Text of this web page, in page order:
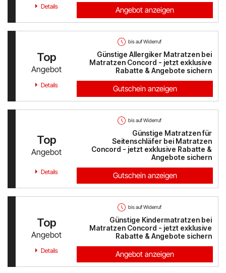
Details Angebot anzeigen
bis auf Widerruf
Top
Angebot
Günstige Allergiker Matratzen bei
Matratzen Concord - jetzt exklusive
Rabatte & Angebote sichern
Details Gutschein anzeigen
bis auf Widerruf
Top
Angebot
Günstige Matratzen für
Seitenschläfer bei Matratzen
Concord - jetzt exklusive Rabatte &
Angebote sichern
Details Gutschein anzeigen
bis auf Widerruf
Top
Angebot
Günstige Kindermatratzen bei
Matratzen Concord - jetzt exklusive
Rabatte & Angebote sichern
Details Angebot anzeigen